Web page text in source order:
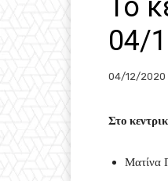
Το
04/
04/12/2020
Στο
Ματίνα